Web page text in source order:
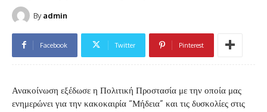
By admin
Facebook Twitter Pinterest
Ανακοίνωση εξέδωσε η Πολιτική Προστασία με την οποία μας
ενημερώνει για την κακοκαιρία “Μήδεια” και τις δυσκολίες στις